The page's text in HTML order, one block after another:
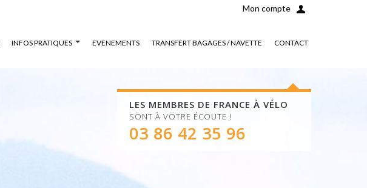
Mon compte
INFOS PRATIQUES EVENEMENTS TRANSFERT BAGAGES / NAVETTE CONTACT
LES MEMBRES DE FRANCE À VÉLO
SONT À VOTRE ÉCOUTE !
03 86 42 35 96